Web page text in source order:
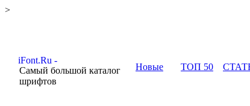
>
Самый большой каталог
шрифтов
Новые ТОП 50